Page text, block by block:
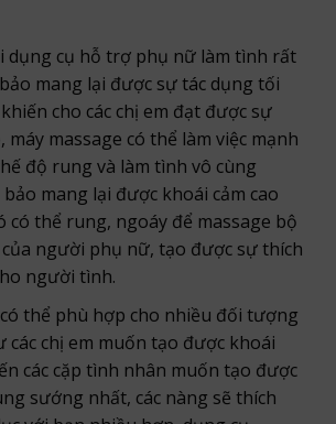
dụng cụ hỗ trợ phụ nữ làm tình rất
mang lại được sự tác dụng tối
cho các chị em đạt được sự
máy massage có thể làm việc mạnh
độ rung và làm tình vô cùng
mang lại được khoái cảm cao
có thể rung, ngoáy để massage bộ
người phụ nữ, tạo được sự thích
người tình.
thể phù hợp cho nhiều đối tượng
các chị em muốn tạo được khoái
các cặp tình nhân muốn tạo được
sướng nhất, các nàng sẽ thích